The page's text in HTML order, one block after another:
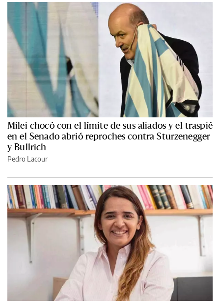
Milei chocó con el límite de sus aliados y el traspié
en el Senado abrió reproches contra Sturzenegger
y Bullrich
Pedro Lacour